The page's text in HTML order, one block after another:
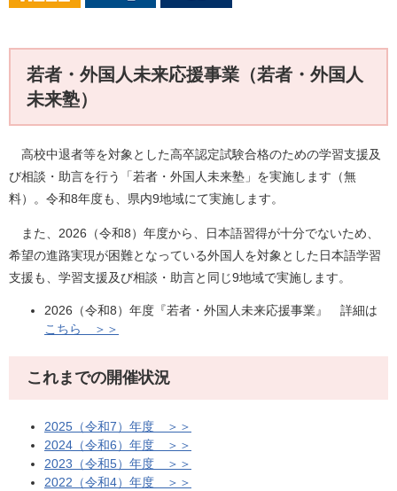
若者・外国人未来応援事業（若者・外国人
未来塾）
高校中退者等を対象とした高卒認定試験合格のための学習支援及
び相談・助言を行う「若者・外国人未来塾」を実施します（無
料）。令和8年度も、県内9地域にて実施します。
また、2026（令和8）年度から、日本語習得が十分でないため、
希望の進路実現が困難となっている外国人を対象とした日本語学習
支援も、学習支援及び相談・助言と同じ9地域で実施します。
2026（令和8）年度『若者・外国人未来応援事業』 詳細は
こちら ＞＞
これまでの開催状況
2025（令和7）年度 ＞＞
2024（令和6）年度 ＞＞
2023（令和5）年度 ＞＞
2022（令和4）年度 ＞＞